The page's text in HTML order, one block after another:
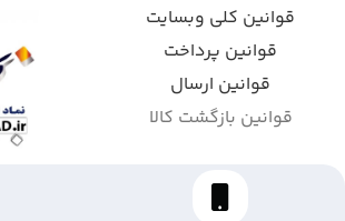
قوانین کلی وبسایت
قوانین پرداخت
قوانین ارسال
قوانین بازگشت کالا